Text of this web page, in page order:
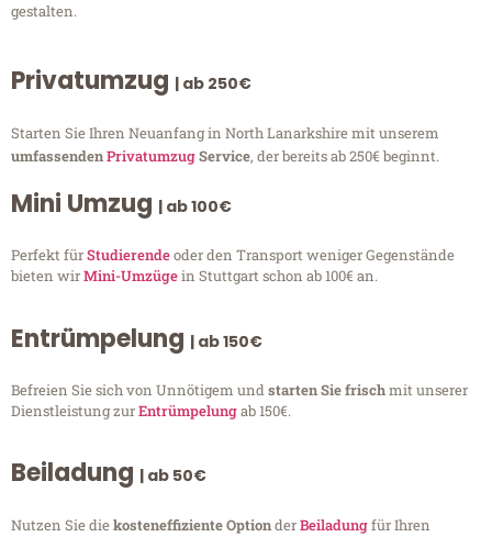
gestalten.
Privatumzug | ab 250€
Starten Sie Ihren Neuanfang in North Lanarkshire mit unserem
umfassendenPrivatumzugService, der bereits ab 250€ beginnt.
Mini Umzug | ab 100€
Perfekt fürStudierendeoder den Transport weniger Gegenstände
bieten wirMini-Umzügein Stuttgart schon ab 100€ an.
Entrümpelung | ab 150€
Befreien Sie sich von Unnötigem undstarten Sie frischmit unserer
Dienstleistung zurEntrümpelungab 150€.
Beiladung | ab 50€
Nutzen Sie diekosteneffiziente OptionderBeiladungfür Ihren